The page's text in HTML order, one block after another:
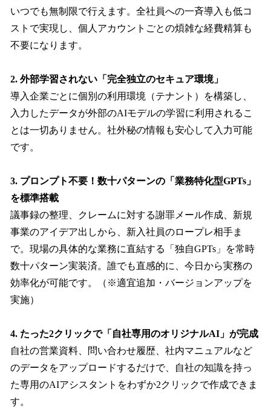
いつでも無制限で行えます。全社員への一斉導入も低コ
ストで実現し、個人アカウントごとの煩雑な経費精算も
不要になります。
2. 外部学習されない「完全独立のセキュア環境」
導入企業ごとに個別の利用環境（テナント）を構築し、
入力したデータが外部のAIモデルの学習に利用されるこ
とは一切ありません。社外秘の情報も安心して入力可能
です。
3. プロンプト不要！数十パターンの「業務特化型GPTs」
を標準搭載
議事録の整理、クレームに対する謝罪メール作成、新規
事業のアイデア出しから、新入社員のロープレ相手ま
で。現場の具体的な業務に直結する「独自GPTs」を常時
数十パターン実装済。誰でも直感的に、今日から実務の
効率化が可能です。（※適宜追加・バージョンアップを
実施）
4. たった2クリックで「自社専用のオリジナルAI」が完成
自社の営業資料、問い合わせ履歴、社内マニュアルなど
のデータをアップロードするだけで、自社の知識を持っ
た専用のAIアシスタントをわずか2クリックで作成できま
す。